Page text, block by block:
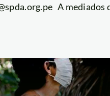
A mediados